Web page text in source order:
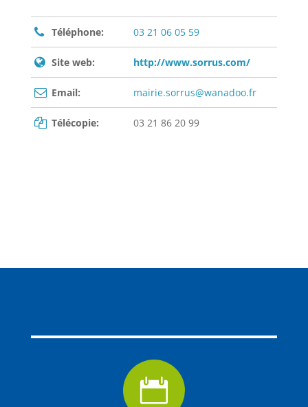
Téléphone: 03 21 06 05 59
Site web: http://www.sorrus.com/
Email: mairie.sorrus@wanadoo.fr
Télécopie: 03 21 86 20 99
